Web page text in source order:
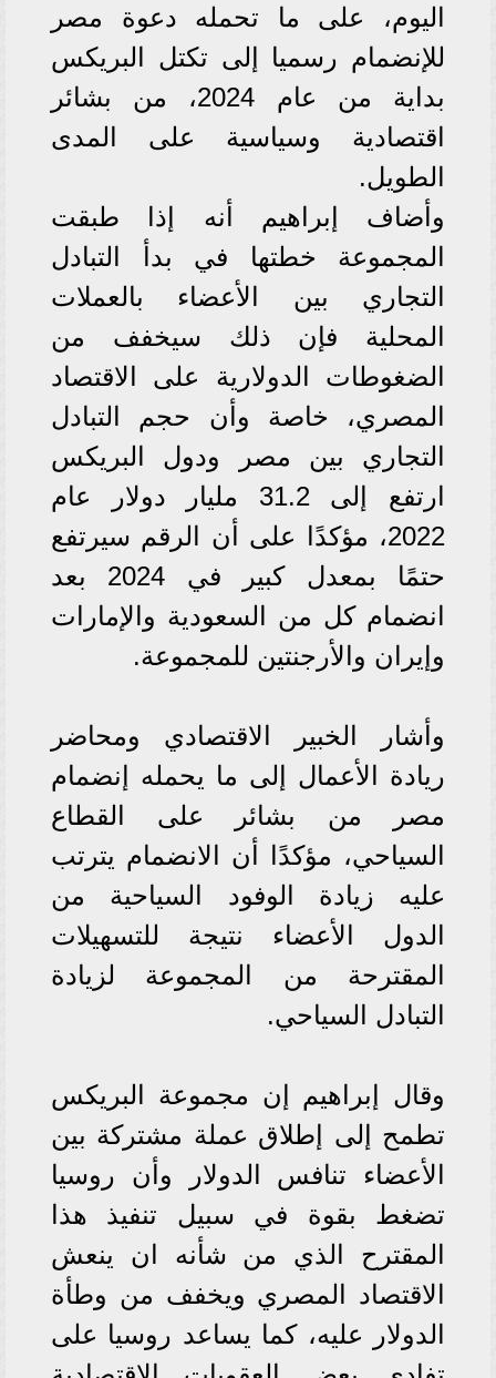
اليوم، على ما تحمله دعوة مصر
للإنضمام رسميا إلى تكتل البريكس
بداية من عام 2024، من بشائر
اقتصادية وسياسية على المدى
الطويل.
وأضاف إبراهيم أنه إذا طبقت
المجموعة خطتها في بدأ التبادل
التجاري بين الأعضاء بالعملات
المحلية فإن ذلك سيخفف من
الضغوطات الدولارية على الاقتصاد
المصري، خاصة وأن حجم التبادل
التجاري بين مصر ودول البريكس
ارتفع إلى 31.2 مليار دولار عام
2022، مؤكدًا على أن الرقم سيرتفع
حتمًا بمعدل كبير في 2024 بعد
انضمام كل من السعودية والإمارات
وإيران والأرجنتين للمجموعة.
وأشار الخبير الاقتصادي ومحاضر
ريادة الأعمال إلى ما يحمله إنضمام
مصر من بشائر على القطاع
السياحي، مؤكدًا أن الانضمام يترتب
عليه زيادة الوفود السياحية من
الدول الأعضاء نتيجة للتسهيلات
المقترحة من المجموعة لزيادة
التبادل السياحي.
وقال إبراهيم إن مجموعة البريكس
تطمح إلى إطلاق عملة مشتركة بين
الأعضاء تنافس الدولار وأن روسيا
تضغط بقوة في سبيل تنفيذ هذا
المقترح الذي من شأنه ان ينعش
الاقتصاد المصري ويخفف من وطأة
الدولار عليه، كما يساعد روسيا على